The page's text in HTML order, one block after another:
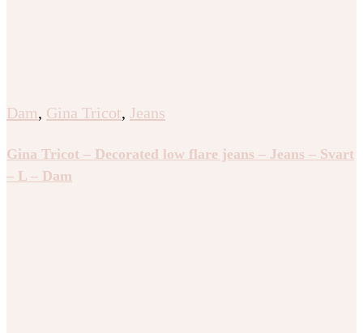
Dam, Gina Tricot, Jeans
Gina Tricot – Decorated low flare jeans – Jeans – Svart
– L – Dam